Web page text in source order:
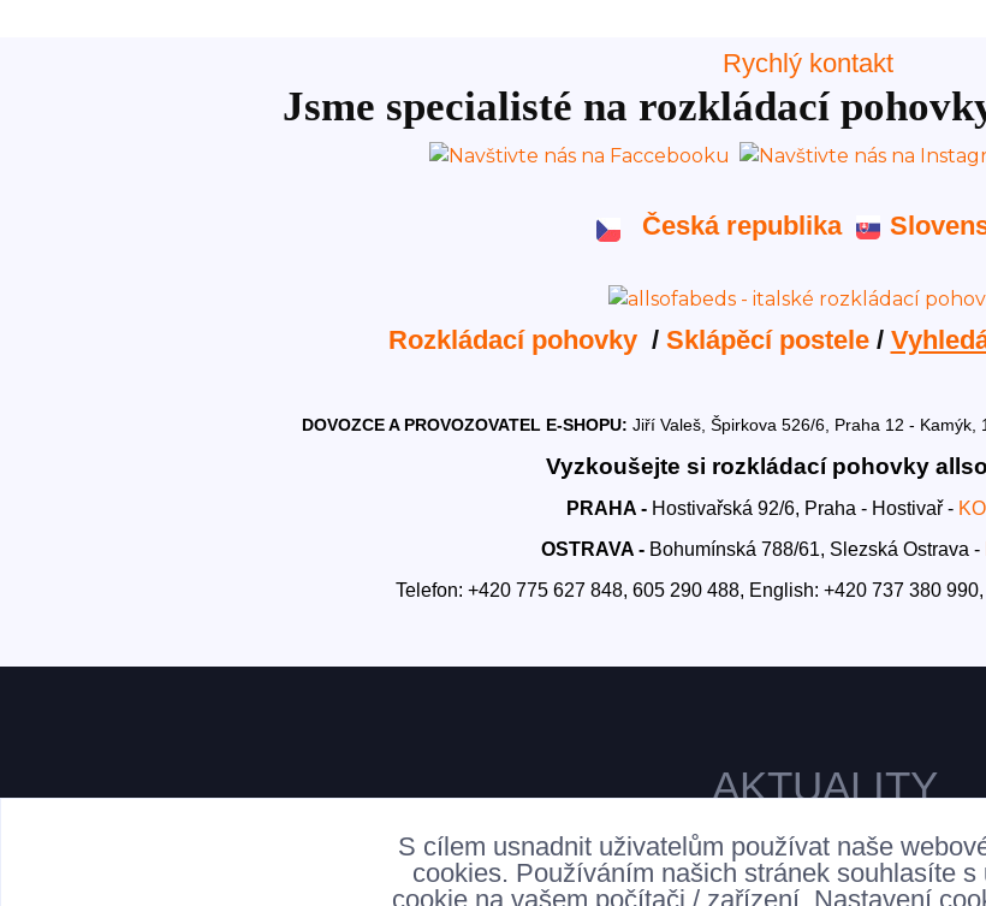
Rychlý kontakt
Jsme specialisté na rozkládací
Česká republika
Rozkládací pohovky / Sklápěcí postele/
DOVOZCE A PROVOZOVATEL E-SHOPU: Jiří Valeš, Špirkova 526/6, Praha 12 -
Vyzkoušejte si rozkládací pohovky
PRAHA - Hostivařská 92/6, Praha - Hostivař -
OSTRAVA - Bohumínská 788/61, Slezská Ostrava -
Telefon: +420 775 627 848, 605 290 488, English: +420 737 380 990,
AKTUALITY
S cílem usnadnit uživatelům používat naše
cookies. Používáním našich stránek souhlasíte s
cookie na vašem počítači / zařízení. Nastavení